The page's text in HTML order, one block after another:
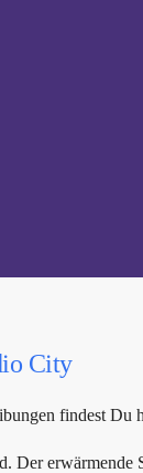
City
findest Du